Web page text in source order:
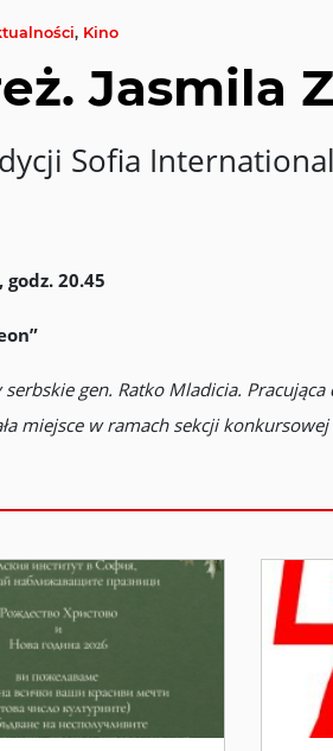
, Kino
Jasmila
Sofia
20.45
gen. Ratko Mladicia. Pracująca
miejsce w ramach sekcji konkursowej